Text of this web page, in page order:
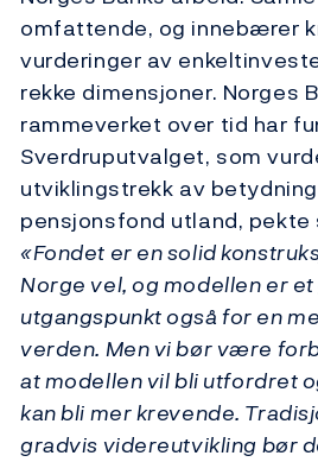
omfattende, og innebærer
vurderinger av
rekke dimensjoner. Norges
rammeverket over tid har
Sverdruputvalget, som
utviklingstrekk av
pensjonsfond utland,
«Fondet er en solid
Norge vel, ogmodellener
utgangspunkt også for en
verden. Men vi bør være
atmodellenvil bli utfordret
kan bli mer krevende.
gradvis videreutvikling bør